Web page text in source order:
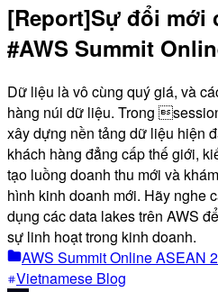
[Report]Sự đổi mới
#AWS Summit
Dữ liệu là vô cùng quý giá, và
hàng núi dữ liệu. Trong
xây dựng nền tảng dữ liệu hiện
khách hàng đẳng cấp thế giới,
tạo luồng doanh thu mới và
hình kinh doanh mới. Hãy nghe
dụng các data lakes trên AWS
sự linh hoạt trong kinh doanh.
AWS Summit Online ASEAN
Vietnamese Blog